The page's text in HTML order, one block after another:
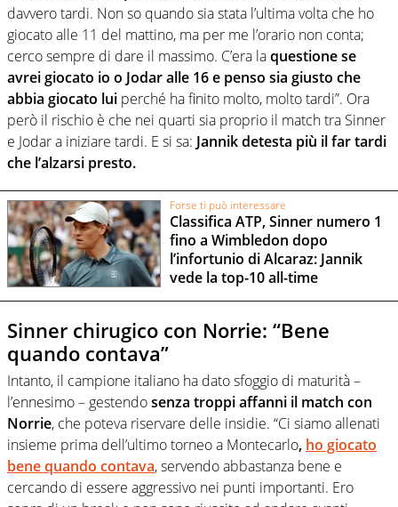
davvero tardi. Non so quando sia stata l’ultima volta che ho
giocato alle 11 del mattino, ma per me l’orario non conta;
cerco sempre di dare il massimo. C’era laquestione se
avrei giocato io o Jodar alle 16 e penso sia giusto che
abbia giocato lui perché ha finito molto, molto tardi”. Ora
però il rischio è che nei quarti sia proprio il match tra Sinner
e Jodar a iniziare tardi. E si sa: Jannik detesta più il far tardi
che l’alzarsi presto.
Forse ti può interessare
Classifica ATP, Sinner numero 1
fino a Wimbledon dopo
l’infortunio di Alcaraz: Jannik
vede la top-10 all-time
Sinner chirugico con Norrie: “Bene
quando contava”
Intanto, il campione italiano ha dato sfoggio di maturità –
l’ennesimo – gestendosenza troppi affanni il match con
Norrie, che poteva riservare delle insidie. “Ci siamo allenati
insieme prima dell’ultimo torneo a Montecarlo, ho giocato
bene quando contava, servendo abbastanza bene e
cercando di essere aggressivo nei punti importanti. Ero